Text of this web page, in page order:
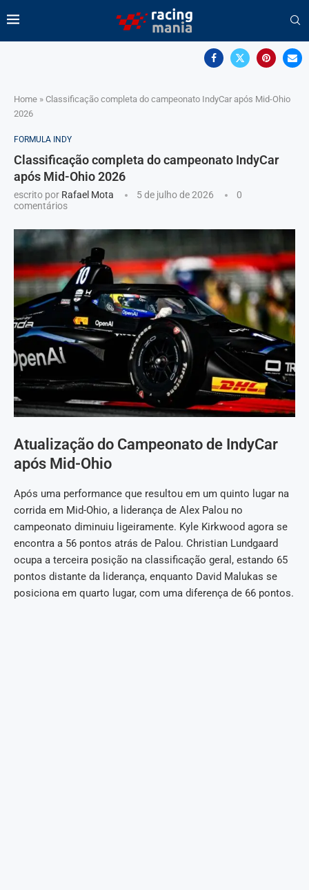
Home » Classificação completa do campeonato IndyCar após Mid-Ohio
2026
FORMULA INDY
Classificação completa do campeonato IndyCar
após Mid-Ohio 2026
escrito por Rafael Mota 5 de julho de 2026
0
comentários
Atualização do Campeonato de IndyCar
após Mid-Ohio
Após uma performance que resultou em um quinto lugar na
corrida em Mid-Ohio, a liderança de Alex Palou no
campeonato diminuiu ligeiramente. Kyle Kirkwood agora se
encontra a 56 pontos atrás de Palou. Christian Lundgaard
ocupa a terceira posição na classificação geral, estando 65
pontos distante da liderança, enquanto David Malukas se
posiciona em quarto lugar, com uma diferença de 66 pontos.